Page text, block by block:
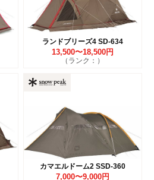
ランドブリーズ4 SD-634
13,500〜18,500円
（ランク：）
カマエルドーム2 SSD-360
7,000〜9,000円